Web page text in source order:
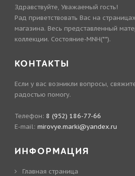
Здравствуйте, Уважаемый гость!
Рад приветствовать Вас на
магазина. Весь представленный
коллекции. Состояние-MNH(**).
КОНТАКТЫ
Если у вас возникли вопросы,
радостью помогу.
Телефон: 8 (952) 186-77-66
E-mail: mirovye.marki@yandex.ru
ИНФОРМАЦИЯ
Главная страница